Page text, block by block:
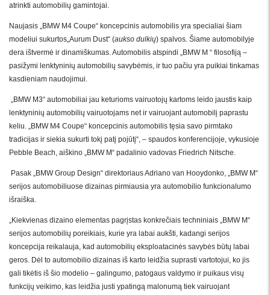
atrinkti automobilių gamintojai.
Naujasis „BMW M4 Coupe“ koncepcinis automobilis yra specialiai šiam
modeliui sukurtos„Aurum Dust“ (aukso dulkių) spalvos. Šiame automobilyje
dera ištvermė ir dinamiškumas. Automobilis atspindi
„BMW M “ filosofiją –
pasižymi lenktyninių automobilių savybėmis, ir tuo pačiu yra puikiai tinkamas
kasdieniam naudojimui.
„BMW M3“ automobiliai jau keturioms vairuotojų kartoms leido jaustis kaip
lenktyninių automobilių vairuotojams net ir vairuojant automobilį paprastu
keliu. „BMW M4 Coupe“ koncepcinis automobilis tęsia savo pirmtako
tradicijas ir siekia sukurti tokį patį pojūtį“, – spaudos konferencijoje, vykusioje
Pebble Beach, aiškino „BMW M“ padalinio vadovas Friedrich Nitsche.
Pasak „BMW Group Design“ direktoriaus Adriano van Hooydonko, „BMW M“
serijos automobiliuose dizainas pirmiausia yra automobilio funkcionalumo
išraiška.
„Kiekvienas dizaino elementas pagrįstas konkrečiais techniniais „BMW M“
serijos automobilių poreikiais, kurie yra labai aukšti, kadangi serijos
koncepcija reikalauja, kad automobilių eksploatacinės savybės būtų labai
geros. Dėl to automobilio dizainas iš karto leidžia suprasti vartotojui, ko jis
gali tikėtis iš šio modelio – galingumo, patogaus valdymo ir puikaus visų
funkcijų veikimo, kas leidžia justi ypatingą malonumą tiek vairuojant